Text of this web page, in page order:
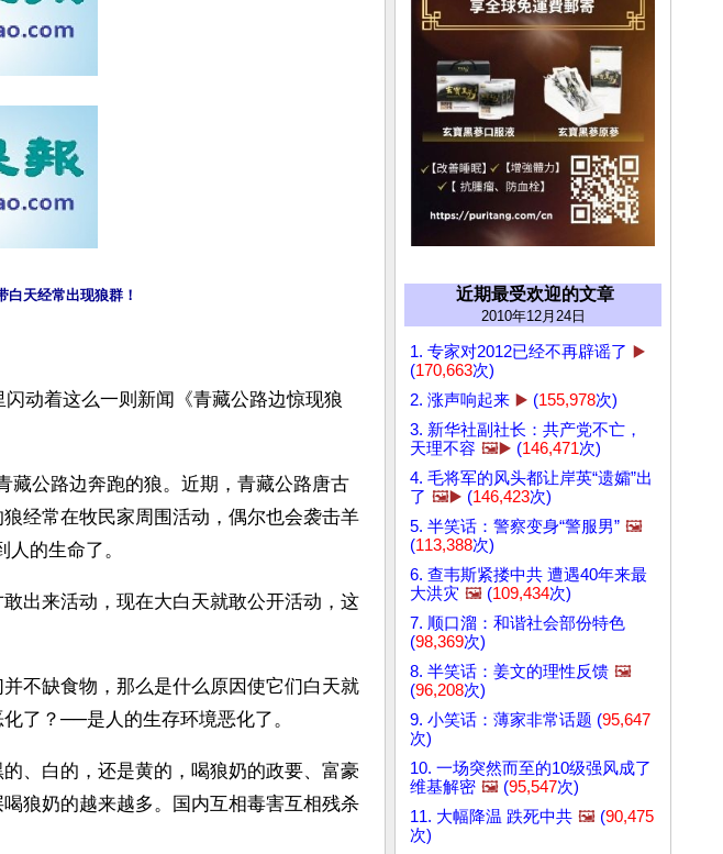
白天经常出现狼群！
闪动着这么一则新闻《青藏公路边惊现狼
藏公路边奔跑的狼。近期，青藏公路唐古
经常在牧民家周围活动，偶尔也会袭击羊
的生命了。
出来活动，现在大白天就敢公开活动，这
不缺食物，那么是什么原因使它们白天就
了？──是人的生存环境恶化了。
、白的，还是黄的，喝狼奶的政要、富豪
狼奶的越来越多。国内互相毒害互相残杀
近期最受欢迎的文章
2010年12月24日
1. 专家对2012已经不再辟谣了 ▶️
(170,663次)
2. 涨声响起来 ▶️ (155,978次)
3. 新华社副社长：共产党不亡，
天理不容 🖼️▶️ (146,471次)
4. 毛将军的风头都让岸英“遗孀”出
了 🖼️▶️ (146,423次)
5. 半笑话：警察变身“警服男” 🖼️
(113,388次)
6. 查韦斯紧搂中共 遭遇40年来最
大洪灾 🖼️ (109,434次)
7. 顺口溜：和谐社会部份特色
(98,369次)
8. 半笑话：姜文的理性反馈 🖼️
(96,208次)
9. 小笑话：薄家非常话题 (95,647
次)
10. 一场突然而至的10级强风成了
维基解密 🖼️ (95,547次)
11. 大幅降温 跌死中共 🖼️ (90,475
次)